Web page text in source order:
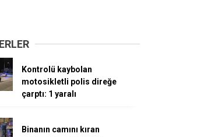
Kontrolü kaybolan
motosikletli polis direğe
çarptı: 1 yaralı
Binanın camını kıran